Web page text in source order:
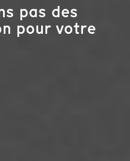
pas des
pour votre